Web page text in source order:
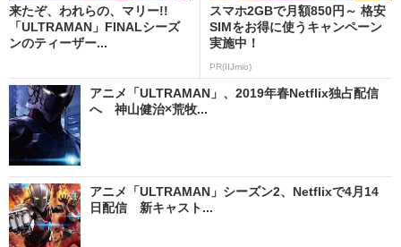
来たぞ、われらの、マリー!!
「ULTRAMAN」FINALシーズ
ンのティーザー...
スマホ2GBで月額850円～ 格安
SIMをお得に使うキャンペーン
実施中！
PR(IIJmio)
アニメ「ULTRAMAN」、2019年春Netflix独占配信
へ 神山健治×荒牧...
アニメ「ULTRAMAN」シーズン2、Netflixで4月14
日配信 新キャスト...